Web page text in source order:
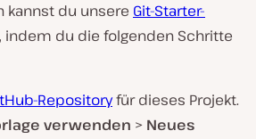
kannst du unsere Git-Starter-
indem du die folgenden Schritte
Repositoryfür dieses Projekt.
verwenden > Neues